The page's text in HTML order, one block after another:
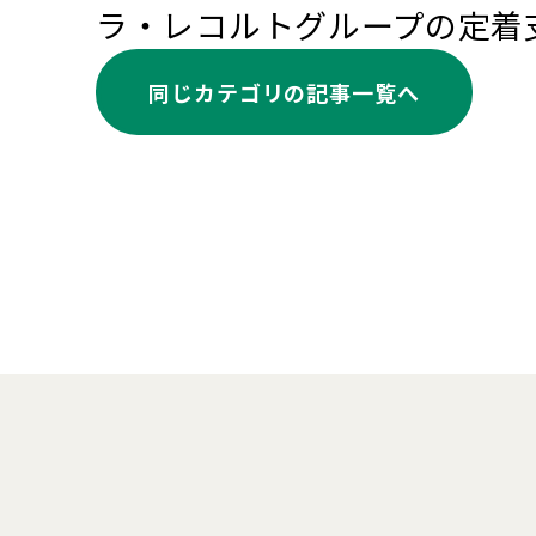
ラ・レコルトグループの定着
同じカテゴリの記事⼀覧へ